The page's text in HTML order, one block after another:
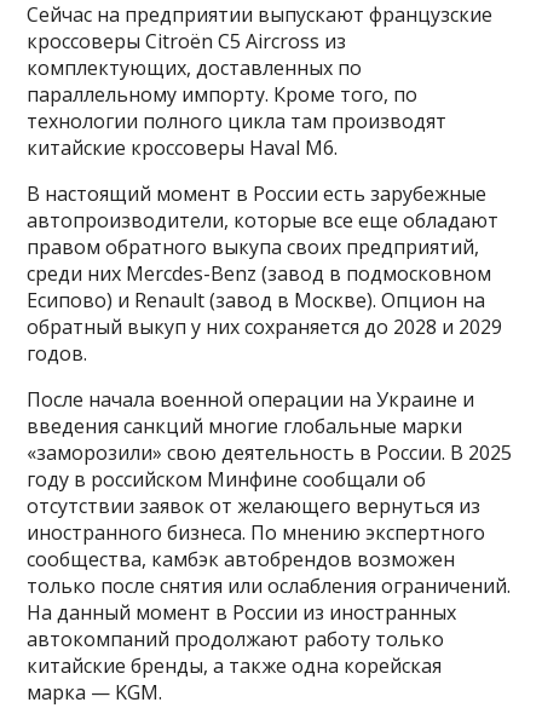
Сейчас на предприятии выпускают французские
кроссоверы Citroën C5 Aircross из
комплектующих, доставленных по
параллельному импорту. Кроме того, по
технологии полного цикла там производят
китайские кроссоверы Haval M6.
В настоящий момент в России есть зарубежные
автопроизводители, которые все еще обладают
правом обратного выкупа своих предприятий,
среди них Mercdes-Benz (завод в подмосковном
Есипово) и Renault (завод в Москве). Опцион на
обратный выкуп у них сохраняется до 2028 и 2029
годов.
После начала военной операции на Украине и
введения санкций многие глобальные марки
«заморозили» свою деятельность в России. В 2025
году в российском Минфине сообщали об
отсутствии заявок от желающего вернуться из
иностранного бизнеса. По мнению экспертного
сообщества, камбэк автобрендов возможен
только после снятия или ослабления ограничений.
На данный момент в России из иностранных
автокомпаний продолжают работу только
китайские бренды, а также одна корейская
марка — KGM.